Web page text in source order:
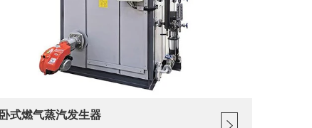
卧式燃气蒸汽发生器